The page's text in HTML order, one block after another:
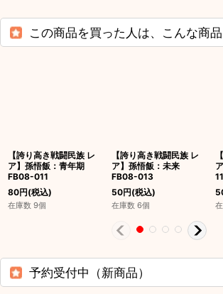
この商品を買った人は、こんな商
【誇り高き戦闘民族 レ
ア】孫悟飯：青年期
FB08-011
80円(税込)
在庫数 9個
【誇り高き戦闘民族 レ
ア】孫悟飯：未来
FB08-013
50円(税込)
在庫数 6個
予約受付中（新商品）